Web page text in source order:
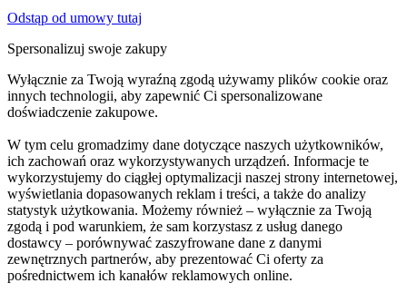
Odstąp od umowy tutaj
Spersonalizuj swoje zakupy
Wyłącznie za Twoją wyraźną zgodą używamy plików cookie oraz
innych technologii, aby zapewnić Ci spersonalizowane
doświadczenie zakupowe.
W tym celu gromadzimy dane dotyczące naszych użytkowników,
ich zachowań oraz wykorzystywanych urządzeń. Informacje te
wykorzystujemy do ciągłej optymalizacji naszej strony internetowej,
wyświetlania dopasowanych reklam i treści, a także do analizy
statystyk użytkowania. Możemy również – wyłącznie za Twoją
zgodą i pod warunkiem, że sam korzystasz z usług danego
dostawcy – porównywać zaszyfrowane dane z danymi
zewnętrznych partnerów, aby prezentować Ci oferty za
pośrednictwem ich kanałów reklamowych online.